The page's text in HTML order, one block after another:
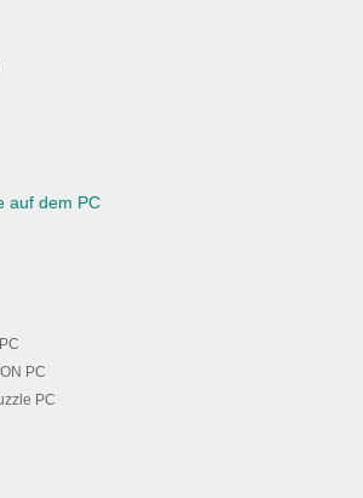
auf dem PC mit
auf dem PC
PC
PC